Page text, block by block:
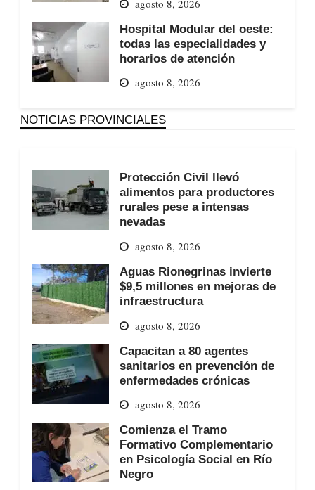
agosto 8, 2026
Hospital Modular del oeste:
todas las especialidades y
horarios de atención
agosto 8, 2026
NOTICIAS PROVINCIALES
Protección Civil llevó
alimentos para productores
rurales pese a intensas
nevadas
agosto 8, 2026
Aguas Rionegrinas invierte
$9,5 millones en mejoras de
infraestructura
agosto 8, 2026
Capacitan a 80 agentes
sanitarios en prevención de
enfermedades crónicas
agosto 8, 2026
Comienza el Tramo
Formativo Complementario
en Psicología Social en Río
Negro